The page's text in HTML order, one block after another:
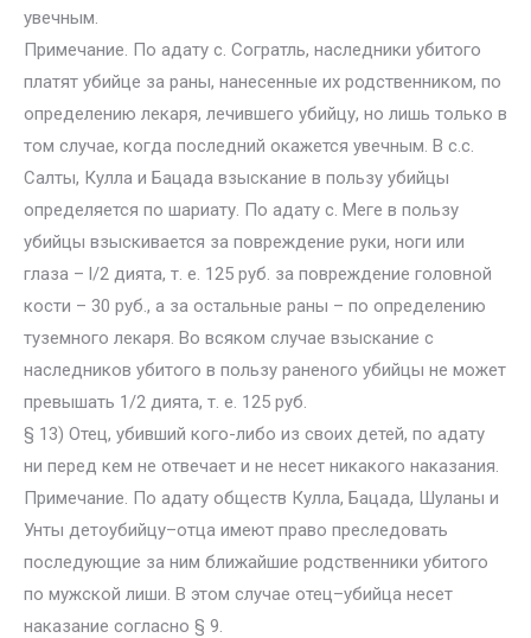
увечным.
Примечание. По адату с. Согратль, наследники убитого
платят убийце за раны, нанесенные их родственником, по
определению лекаря, лечившего убийцу, но лишь только в
том случае, когда последний окажется увечным. В с.с.
Салты, Кулла и Бацада взыскание в пользу убийцы
определяется по шариату. По адату с. Meгe в пользу
убийцы взыскивается за повреждение руки, ноги или
глаза – l/2 дията, т. е. 125 руб. за повреждение головной
кости – 30 руб., а за остальные раны – по определению
туземного лекаря. Во всяком случае взыскание с
наследников убитого в пользу раненого убийцы не может
превышать 1/2 дията, т. е. 125 руб.
§ 13) Отец, убивший кого-либо из своих детей, по адату
ни перед кем не отвечает и не несет никакого наказания.
Примечание. По адату обществ Кулла, Бацада, Шуланы и
Унты детоубийцу–отца имеют право преследовать
последующие за ним ближайшие родственники убитого
по мужской лиши. В этом случае отец–убийца несет
наказание согласно § 9.